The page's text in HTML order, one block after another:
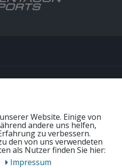
Website. Einige von
andere uns helfen,
zu verbessern.
den von uns verwendeten
als Nutzer finden Sie hier:
Impressum